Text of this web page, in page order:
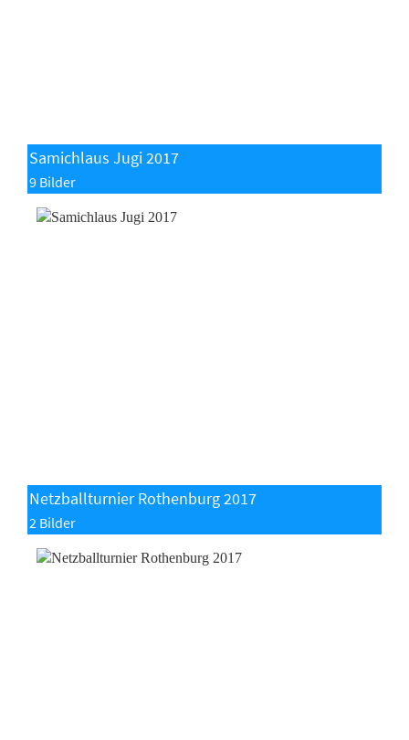
Samichlaus Jugi 2017
9 Bilder
Netzballturnier Rothenburg 2017
2 Bilder